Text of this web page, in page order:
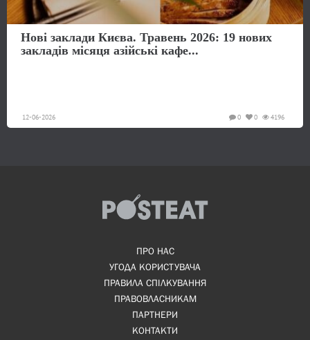
Нові заклади Києва. Травень 2026: 19 нових
закладів місяця азійські кафе...
12-06-2026 4196
0
0
ПРО НАС
УГОДА КОРИСТУВАЧА
ПРАВИЛА СПІЛКУВАННЯ
ПРАВОВЛАСНИКАМ
ПАРТНЕРИ
КОНТАКТИ